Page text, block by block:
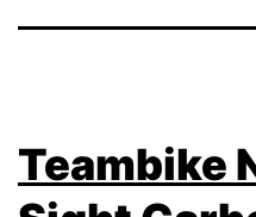
Teambike